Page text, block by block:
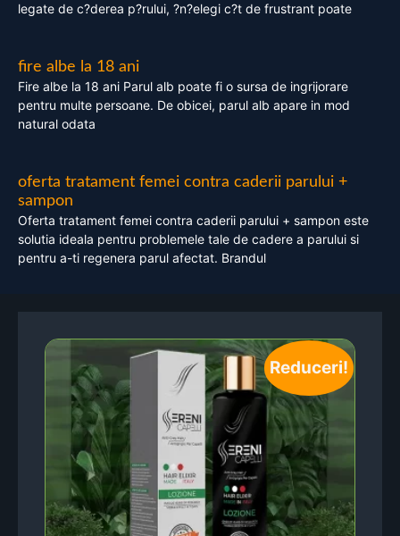
legate de c?derea p?rului, ?n?elegi c?t de frustrant poate
fire albe la 18 ani
Fire albe la 18 ani Parul alb poate fi o sursa de ingrijorare
pentru multe persoane. De obicei, parul alb apare in mod
natural odata
oferta tratament femei contra caderii parului +
sampon
Oferta tratament femei contra caderii parului + sampon este
solutia ideala pentru problemele tale de cadere a parului si
pentru a-ti regenera parul afectat. Brandul
Reduceri!